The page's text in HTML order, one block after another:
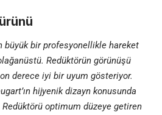
büyük bir profesyonellikle hareket
Redüktörün görünüşü
derece iyi bir uyum gösteriyor.
hijyenik dizayn konusunda
Redüktörü optimum düzeye getiren